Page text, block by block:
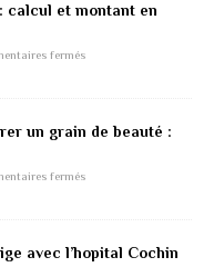
calcul et montant en
fermés
un grain de beauté :
fermés
avec l’hopital Cochin